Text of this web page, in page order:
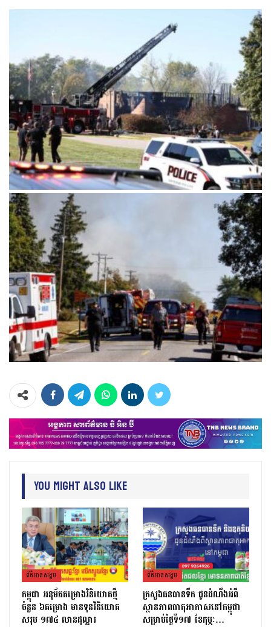
You Might Also Like
ព័ត៌មាន​សង្គម
កម្ពុជា អនុម័តគម្រោងវិនិយោគថ្មី
ចំនួន ៦គម្រោង មានទុនវិនិយោគ
សរុប ១៧៤ លានដុល្លារ
ព័ត៌មាន​សង្គម
ក្រសួងធនធានទឹក ជូនដំណឹងអំពី
ស្ថានភាពធាតុអាកាសនៅកម្ពុជា
សម្រាប់ថ្ងៃទី១៧ ខែកុម្ភៈ…